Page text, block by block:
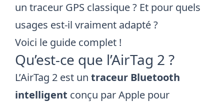
un traceur GPS classique ? Et pour quels
usages est-il vraiment adapté ?
Voici le guide complet !
Qu’est-ce que l’AirTag 2 ?
L’AirTag 2 est un traceur Bluetooth
intelligent conçu par Apple pour